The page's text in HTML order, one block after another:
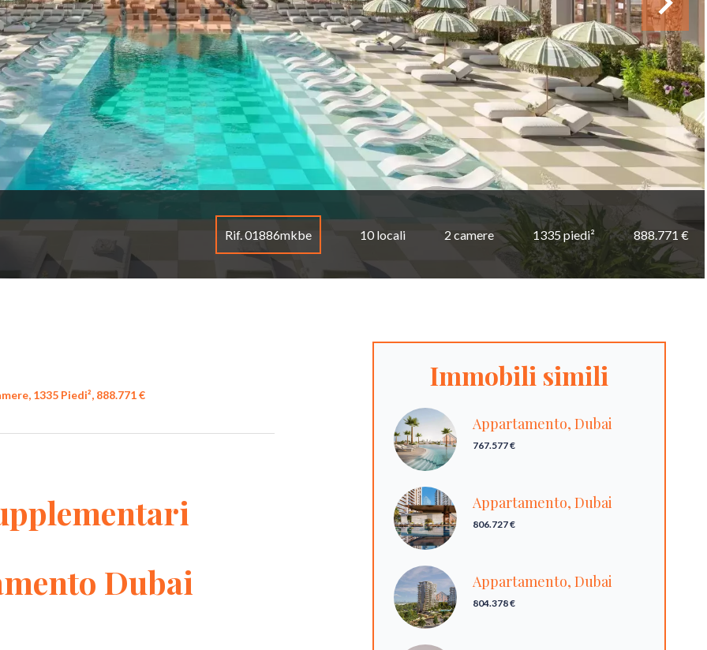
Rif. 01886mkbe 10 locali 2 camere 1335 piedi² 888.771 €
1335 Piedi², 888.771 €
Dubai
Immobili simili
Appartamento, Dubai
767.577 €
Appartamento, Dubai
806.727 €
Appartamento, Dubai
804.378 €